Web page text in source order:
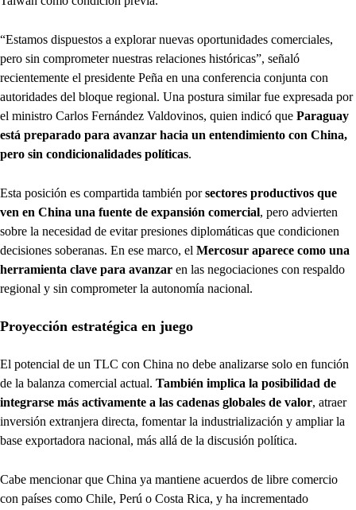
“Estamos dispuestos a explorar nuevas oportunidades comerciales,
pero sin comprometer nuestras relaciones históricas”, señaló
recientemente el presidente Peña en una conferencia conjunta con
autoridades del bloque regional. Una postura similar fue expresada por
el ministro Carlos Fernández Valdovinos, quien indicó que Paraguay
está preparado para avanzar hacia un entendimiento con China,
pero sin condicionalidades políticas.
Esta posición es compartida también porsectores productivos que
ven en China una fuente de expansión comercial, pero advierten
sobre la necesidad de evitar presiones diplomáticas que condicionen
decisiones soberanas. En ese marco, el Mercosur aparece como una
herramienta clave para avanzar en las negociaciones con respaldo
regional y sin comprometer la autonomía nacional.
Proyección estratégica en juego
El potencial de un TLC con China no debe analizarse solo en función
de la balanza comercial actual. También implica la posibilidad de
integrarse más activamente a las cadenas globales de valor, atraer
inversión extranjera directa, fomentar la industrialización y ampliar la
base exportadora nacional, más allá de la discusión política.
Cabe mencionar que China ya mantiene acuerdos de libre comercio
con países como Chile, Perú o Costa Rica, y ha incrementado